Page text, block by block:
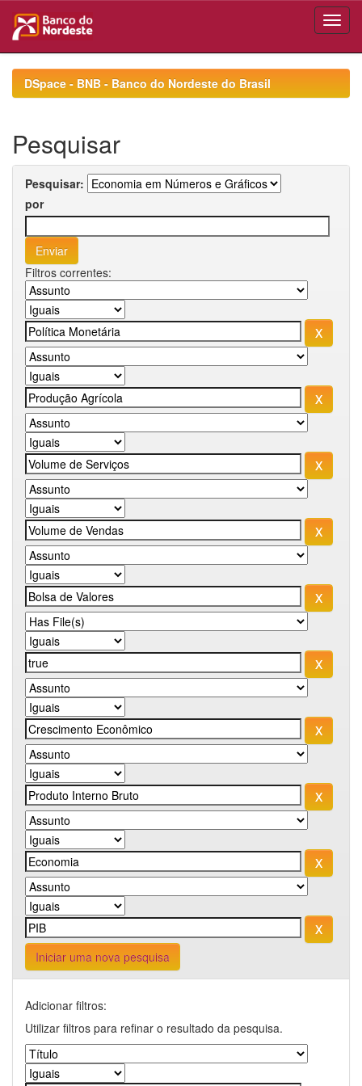
navigationDSpace - BNB - Banco do Nordeste do Brasil
Pesquisar
Pesquisar:
por
Filtros correntes:
Iniciar uma nova pesquisa
Adicionar filtros:
Utilizar filtros para refinar o resultado da pesquisa.